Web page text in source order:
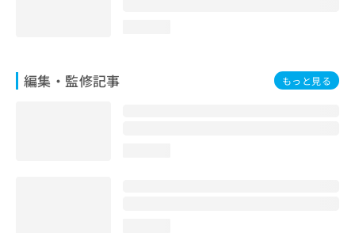
編集・監修記事 もっと見る